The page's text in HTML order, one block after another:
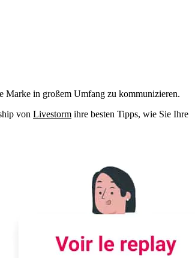
Marke in großem Umfang zu kommunizieren.
von Livestorm ihre besten Tipps, wie Sie Ihre